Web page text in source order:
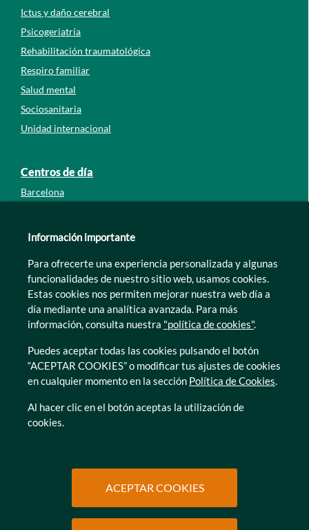
Ictus y daño cerebral
Psicogeriatría
Rehabilitación traumatológica
Respiro familiar
Salud mental
Sociosanitaria
Unidad internacional
Centros de día
Barcelona
León
Murcia
Tarragona
Zamora
© Caser Residencial 2026
Información importante
Para ofrecerte una experiencia personalizada y algunas
funcionalidades de nuestro sitio web, usamos cookies.
Estas cookies nos permiten mejorar nuestra web día a
día mediante una analítica avanzada. Para más
información, consulta nuestra "política de cookies".
Puedes aceptar todas las cookies pulsando el botón
“ACEPTAR COOKIES” o modificar tus ajustes de cookies
en cualquier momento en la sección Política de Cookies.
Al hacer clic en el botón aceptas la utilización de
cookies.
ACEPTAR COOKIES